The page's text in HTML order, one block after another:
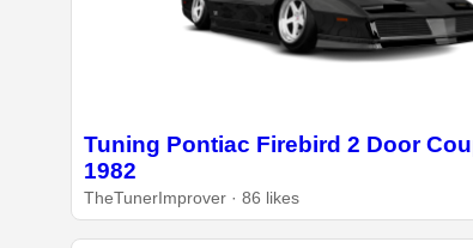
Tuning Pontiac Firebird 2 Door
1982
TheTunerImprover · 86 likes